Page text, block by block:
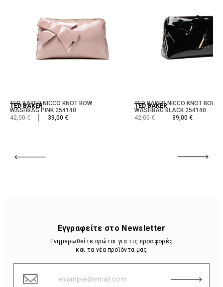
TED BAKER
TED BAKER NICCO KNOT BOW
WASHBAG PINK 254140
42,00 €
39,00 €
TED BAKER
TED BAKER NICCO KNOT BOW
WASHBAG BLACK 254140
42,00 €
39,00 €
Εγγραφείτε στο Newsletter
Ενημερωθείτε πρώτοι για τις προσφορές
και τα νέα προϊόντα μας